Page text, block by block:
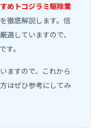
めトコジラミ駆除業
を徹底解説します。信
選していますので、
す。
ますので、これから
はぜひ参考にしてみ